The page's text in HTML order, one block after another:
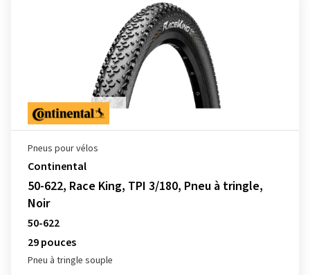
Pneus pour vélos
Continental
50-622, Race King, TPI 3/180, Pneu à tringle,
Noir
50-622
29 pouces
Pneu à tringle souple